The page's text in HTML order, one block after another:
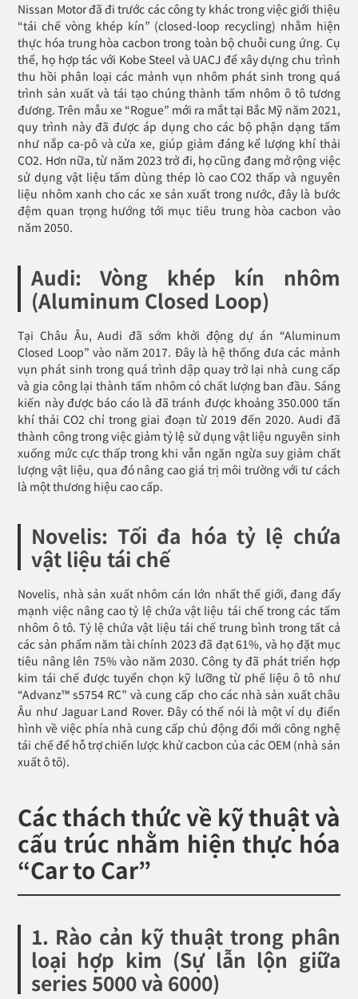
Nissan Motor đã đi trước các công ty khác trong việc giới thiệu
“tái chế vòng khép kín” (closed-loop recycling) nhằm hiện
thực hóa trung hòa cacbon trong toàn bộ chuỗi cung ứng. Cụ
thể, họ hợp tác với Kobe Steel và UACJ để xây dựng chu trình
thu hồi phân loại các mảnh vụn nhôm phát sinh trong quá
trình sản xuất và tái tạo chúng thành tấm nhôm ô tô tương
đương. Trên mẫu xe “Rogue” mới ra mắt tại Bắc Mỹ năm 2021,
quy trình này đã được áp dụng cho các bộ phận dạng tấm
như nắp ca-pô và cửa xe, giúp giảm đáng kể lượng khí thải
CO2. Hơn nữa, từ năm 2023 trở đi, họ cũng đang mở rộng việc
sử dụng vật liệu tấm dùng thép lò cao CO2 thấp và nguyên
liệu nhôm xanh cho các xe sản xuất trong nước, đây là bước
đệm quan trọng hướng tới mục tiêu trung hòa cacbon vào
năm 2050.
Audi: Vòng khép kín nhôm
(Aluminum Closed Loop)
Tại Châu Âu, Audi đã sớm khởi động dự án “Aluminum
Closed Loop” vào năm 2017. Đây là hệ thống đưa các mảnh
vụn phát sinh trong quá trình dập quay trở lại nhà cung cấp
và gia công lại thành tấm nhôm có chất lượng ban đầu. Sáng
kiến này được báo cáo là đã tránh được khoảng 350.000 tấn
khí thải CO2 chỉ trong giai đoạn từ 2019 đến 2020. Audi đã
thành công trong việc giảm tỷ lệ sử dụng vật liệu nguyên sinh
xuống mức cực thấp trong khi vẫn ngăn ngừa suy giảm chất
lượng vật liệu, qua đó nâng cao giá trị môi trường với tư cách
là một thương hiệu cao cấp.
Novelis: Tối đa hóa tỷ lệ chứa
vật liệu tái chế
Novelis, nhà sản xuất nhôm cán lớn nhất thế giới, đang đẩy
mạnh việc nâng cao tỷ lệ chứa vật liệu tái chế trong các tấm
nhôm ô tô. Tỷ lệ chứa vật liệu tái chế trung bình trong tất cả
các sản phẩm năm tài chính 2023 đã đạt 61%, và họ đặt mục
tiêu nâng lên 75% vào năm 2030. Công ty đã phát triển hợp
kim tái chế được tuyển chọn kỹ lưỡng từ phế liệu ô tô như
“Advanz™ s5754 RC” và cung cấp cho các nhà sản xuất châu
Âu như Jaguar Land Rover. Đây có thể nói là một ví dụ điển
hình về việc phía nhà cung cấp chủ động đổi mới công nghệ
tái chế để hỗ trợ chiến lược khử cacbon của các OEM (nhà sản
xuất ô tô).
Các thách thức về kỹ thuật và
cấu trúc nhằm hiện thực hóa
“Car to Car”
1. Rào cản kỹ thuật trong phân
loại hợp kim (Sự lẫn lộn giữa
series 5000 và 6000)